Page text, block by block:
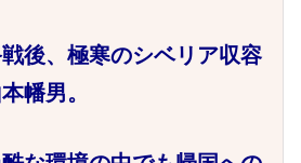
戦後、極寒のシベリア収容
幡男。